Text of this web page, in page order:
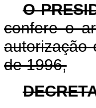
O
confere o
autorização
de 1996,